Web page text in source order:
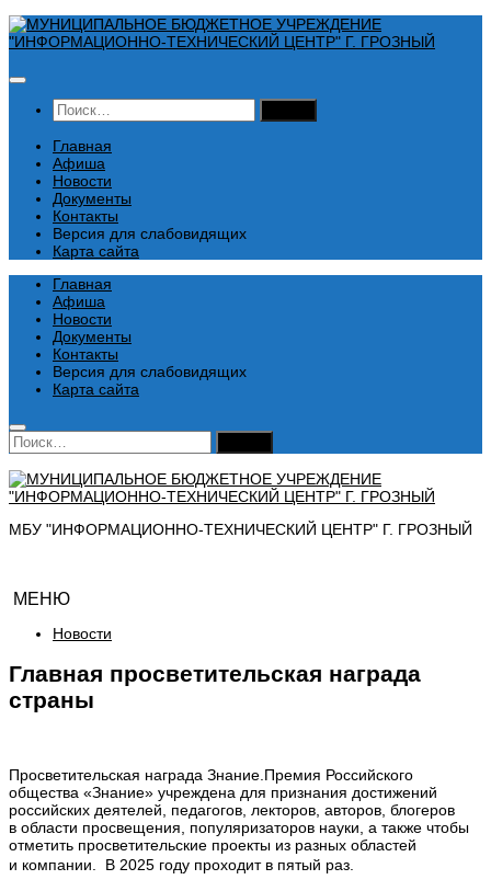
Перейти
к
Найти:
Главная
Афиша
Новости
Документы
Контакты
Версия для слабовидящих
Карта сайта
Главная
Афиша
Новости
Документы
Контакты
Версия для слабовидящих
Карта сайта
Найти:
МБУ "ИНФОРМАЦИОННО-ТЕХНИЧЕСКИЙ ЦЕНТР" Г. ГРОЗНЫЙ
МЕНЮ
Новости
Главная просветительская награда
страны
Просветительская награда Знание.Премия Российского
общества «Знание» учреждена для признания достижений
российских деятелей, педагогов, лекторов, авторов, блогеров
в области просвещения, популяризаторов науки, а также чтобы
отметить просветительские проекты из разных областей
и компании. В 2025 году проходит в пятый раз.